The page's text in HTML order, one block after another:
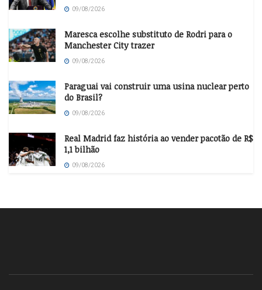
09/08/2026
Maresca escolhe substituto de Rodri para o
Manchester City trazer
09/08/2026
Paraguai vai construir uma usina nuclear perto
do Brasil?
09/08/2026
Real Madrid faz história ao vender pacotão de R$
1,1 bilhão
09/08/2026